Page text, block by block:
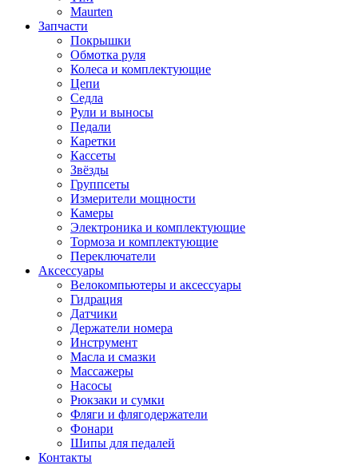
Maurten
Запчасти
Покрышки
Обмотка руля
Колеса и комплектующие
Цепи
Седла
Рули и выносы
Педали
Каретки
Кассеты
Звёзды
Группсеты
Измерители мощности
Камеры
Электроника и комплектующие
Тормоза и комплектующие
Переключатели
Аксессуары
Велокомпьютеры и аксессуары
Гидрация
Датчики
Держатели номера
Инструмент
Масла и смазки
Массажеры
Насосы
Рюкзаки и сумки
Фляги и флягодержатели
Фонари
Шипы для педалей
Контакты